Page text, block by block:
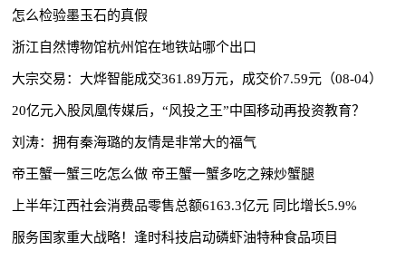
怎么检验墨玉石的真假
浙江自然博物馆杭州馆在地铁站哪个出口
大宗交易：大烨智能成交361.89万元，成交价7.59元（08-04）
20亿元入股凤凰传媒后，“风投之王”中国移动再投资教育？
刘涛：拥有秦海璐的友情是非常大的福气
帝王蟹一蟹三吃怎么做 帝王蟹一蟹多吃之辣炒蟹腿
上半年江西社会消费品零售总额6163.3亿元 同比增长5.9%
服务国家重大战略！逢时科技启动磷虾油特种食品项目